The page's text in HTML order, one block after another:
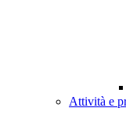
Attività e